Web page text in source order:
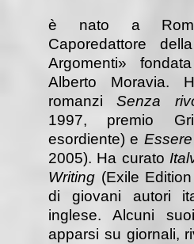
è nato a
Caporedattore
Argomenti»
Alberto Moravia.
romanziSenza
1997, premio
esordiente) e
2005). Ha curato
Writing(Exile
di giovani autori
inglese. Alcuni
apparsi su giornali,